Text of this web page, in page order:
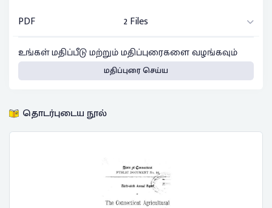
PDF
2 Files
உங்கள் மதிப்பீடு மற்றும் மதிப்புரைகளை வழங்கவும்
மதிப்புரை செய்ய
தொடர்புடைய நூல்